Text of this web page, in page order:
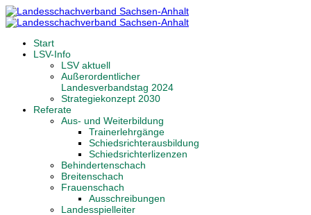
Start
LSV-Info
LSV aktuell
Außerordentlicher
Landesverbandstag 2024
Strategiekonzept 2030
Referate
Aus- und Weiterbildung
Trainerlehrgänge
Schiedsrichterausbildung
Schiedsrichterlizenzen
Behindertenschach
Breitenschach
Frauenschach
Ausschreibungen
Landesspielleiter